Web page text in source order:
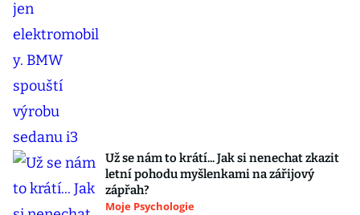
Už se nám to krátí... Jak si nenechat zkazit
letní pohodu myšlenkami na zářijový
zápřah?
Moje Psychologie